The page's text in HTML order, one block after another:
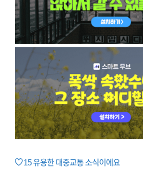
15유용한 대중교통 소식이에요